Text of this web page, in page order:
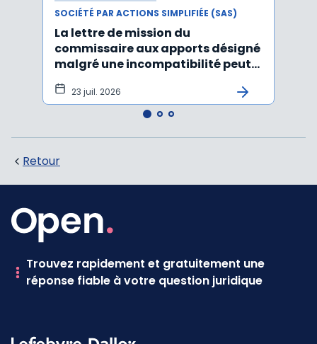
SOCIÉTÉ PAR ACTIONS SIMPLIFIÉE (SAS)
La lettre de mission du
commissaire aux apports désigné
malgré une incompatibilité peut
être annulée
23 juil. 2026
Retour
Trouvez rapidement et gratuitement une
réponse fiable à votre question juridique